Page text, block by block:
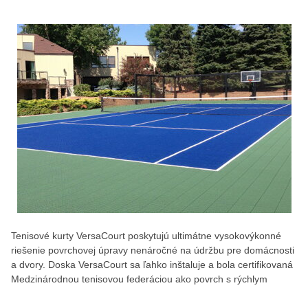
Tenisové kurty VersaCourt poskytujú ultimátne vysokovýkonné
riešenie povrchovej úpravy nenáročné na údržbu pre domácnosti
a dvory. Doska VersaCourt sa ľahko inštaluje a bola certifikovaná
Medzinárodnou tenisovou federáciou ako povrch s rýchlym